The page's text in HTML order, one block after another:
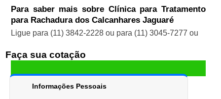
Para saber mais sobre Clínica para Tratamento
para Rachadura dos Calcanhares Jaguaré
Ligue para (11) 3842-2228ou para (11) 3045-7277 ou
Faça sua cotação
Informações Pessoais